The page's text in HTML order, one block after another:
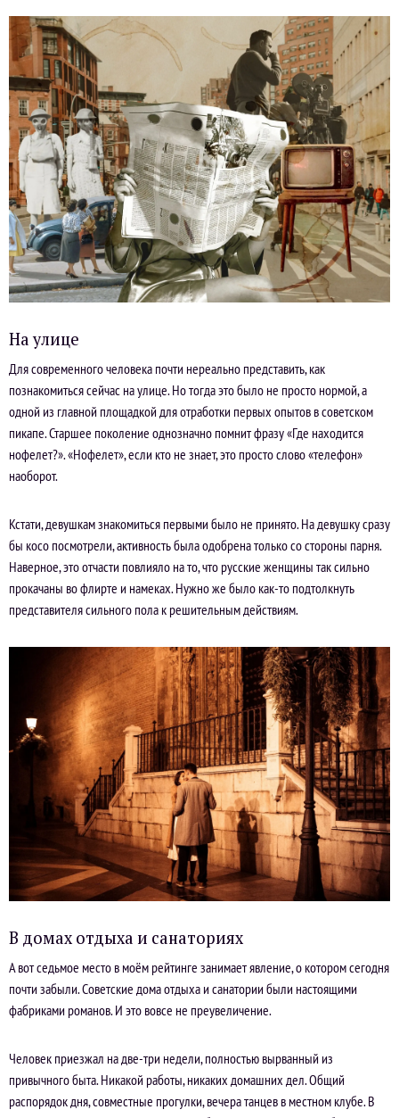
На улице
Для современного человека почти нереально представить, как
познакомиться сейчас на улице. Но тогда это было не просто нормой, а
одной из главной площадкой для отработки первых опытов в советском
пикапе. Старшее поколение однозначно помнит фразу «Где находится
нофелет?». «Нофелет», если кто не знает, это просто слово «телефон»
наоборот.
Кстати, девушкам знакомиться первыми было не принято. На девушку сразу
бы косо посмотрели, активность была одобрена только со стороны парня.
Наверное, это отчасти повлияло на то, что русские женщины так сильно
прокачаны во флирте и намеках. Нужно же было как-то подтолкнуть
представителя сильного пола к решительным действиям.
В домах отдыха и санаториях
А вот седьмое место в моём рейтинге занимает явление, о котором сегодня
почти забыли. Советские дома отдыха и санатории были настоящими
фабриками романов. И это вовсе не преувеличение.
Человек приезжал на две-три недели, полностью вырванный из
привычного быта. Никакой работы, никаких домашних дел. Общий
распорядок дня, совместные прогулки, вечера танцев в местном клубе. В